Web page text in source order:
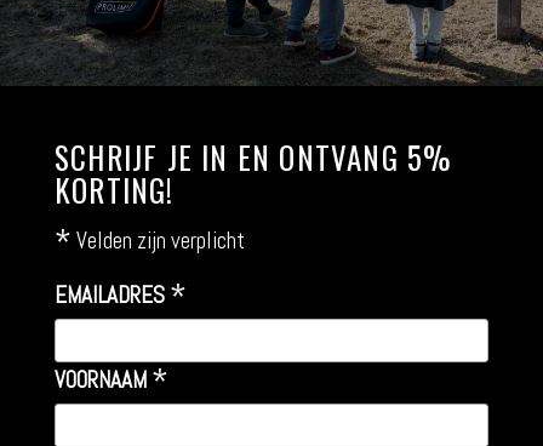
SCHRIJF JE IN EN ONTVANG 5%
KORTING!
* Velden zijn verplicht
EMAILADRES *
VOORNAAM *